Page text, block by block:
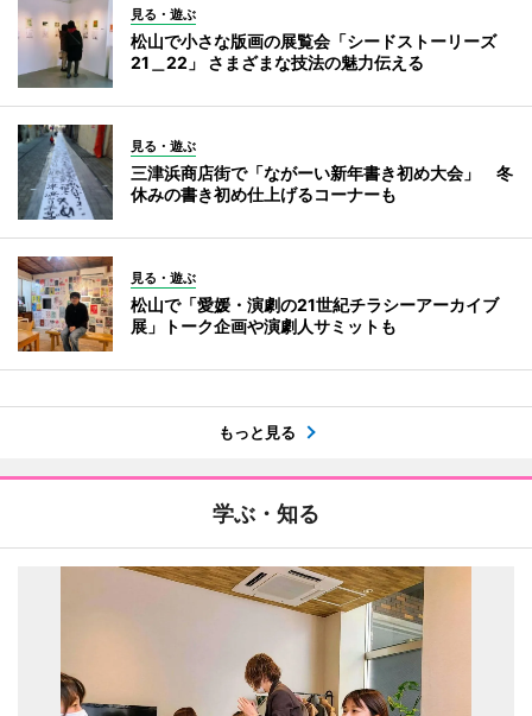
見る・遊ぶ
松山で小さな版画の展覧会「シードストーリーズ
21＿22」 さまざまな技法の魅力伝える
見る・遊ぶ
三津浜商店街で「ながーい新年書き初め大会」 冬
休みの書き初め仕上げるコーナーも
見る・遊ぶ
松山で「愛媛・演劇の21世紀チラシーアーカイブ
展」トーク企画や演劇人サミットも
もっと見る
学ぶ・知る